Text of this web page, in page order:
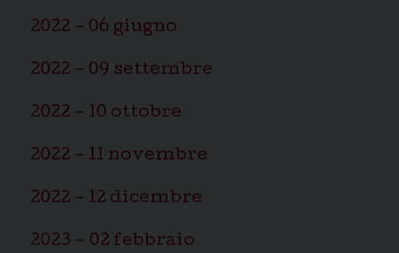
2022 – 06 giugno
2022 – 09 settembre
2022 – 10 ottobre
2022 – 11 novembre
2022 – 12 dicembre
2023 – 02 febbraio